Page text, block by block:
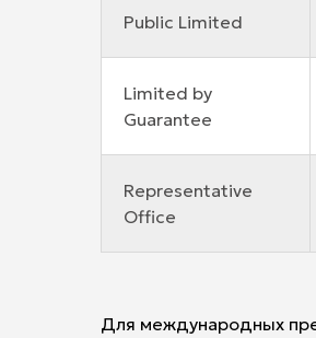
Public Limited
Limited by
Guarantee
Representative
Office
Для международных